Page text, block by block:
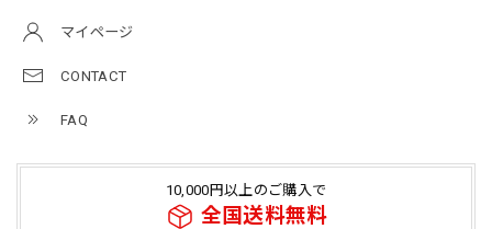
マイページ
CONTACT
FAQ
10,000円以上のご購入で
全国送料無料